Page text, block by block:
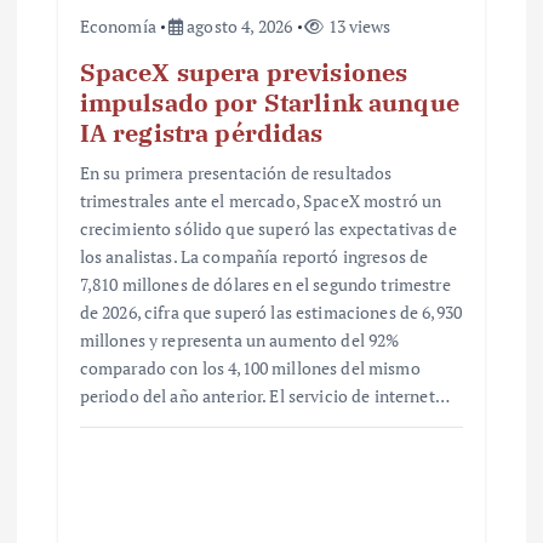
Economía agosto 4, 2026 13 views
SpaceX supera previsiones
impulsado por Starlink aunque
IA registra pérdidas
En su primera presentación de resultados
trimestrales ante el mercado, SpaceX mostró un
crecimiento sólido que superó las expectativas de
los analistas. La compañía reportó ingresos de
7,810 millones de dólares en el segundo trimestre
de 2026, cifra que superó las estimaciones de 6,930
millones y representa un aumento del 92%
comparado con los 4,100 millones del mismo
periodo del año anterior. El servicio de internet…